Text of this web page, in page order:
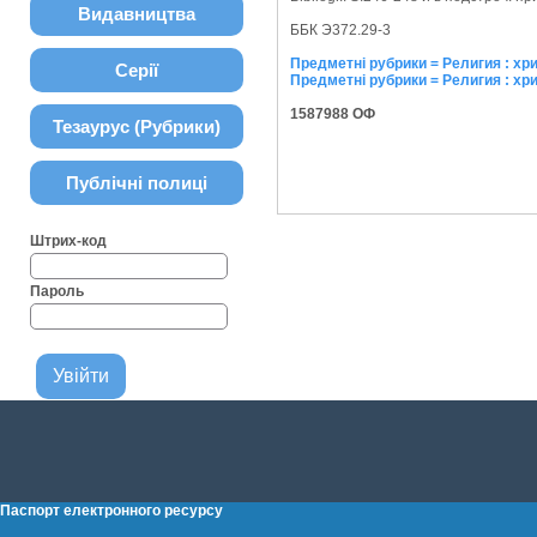
Видавництва
Серії
Тезаурус (Рубрики)
Публічні полиці
Штрих-код
Пароль
ББК Э372.29-3
Предметні рубрики = Религия :
Предметні рубрики = Религия :
1587988 ОФ
Паспорт електронного ресурсу